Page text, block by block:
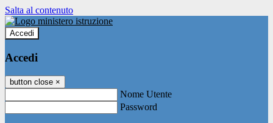
Salta al contenuto
Accedi
Accedi
button close ×
Nome Utente
Password